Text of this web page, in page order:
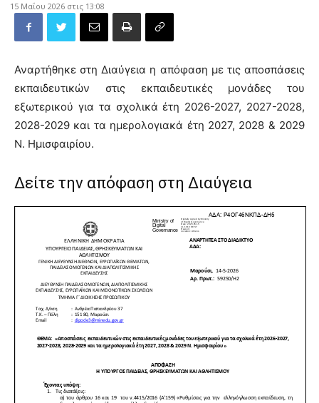
15 Μαΐου 2026 στις 13:08
Αναρτήθηκε στη Διαύγεια η απόφαση με τις αποσπάσεις
εκπαιδευτικών στις εκπαιδευτικές μονάδες του
εξωτερικού για τα σχολικά έτη 2026-2027, 2027-2028,
2028-2029 και τα ημερολογιακά έτη 2027, 2028 & 2029
Ν. Ημισφαιρίου.
Δείτε την απόφαση στη Διαύγεια